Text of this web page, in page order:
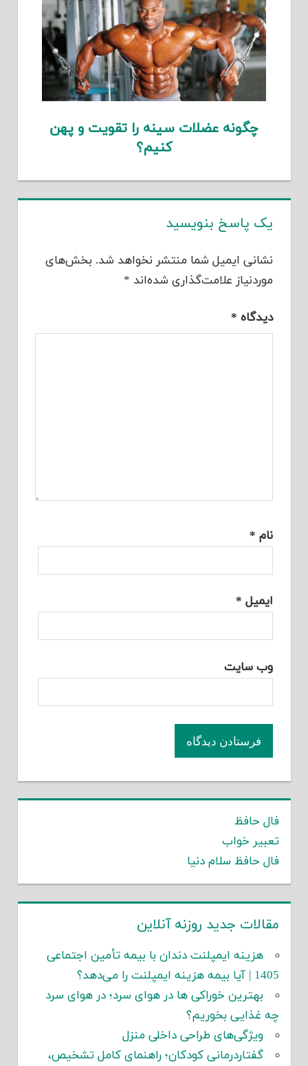
چگونه عضلات سینه را تقویت و پهن
کنیم؟
یک پاسخ بنویسید
نشانی ایمیل شما منتشر نخواهد شد. بخش‌های
موردنیاز علامت‌گذاری شده‌اند *
دیدگاه *
نام *
ایمیل *
وب‌ سایت
فال حافظ
تعبیر خواب
فال حافظ سلام دنیا
مقالات جدید روزنه آنلاین
هزینه ایمپلنت دندان با بیمه تأمین اجتماعی
1405 | آیا بیمه هزینه ایمپلنت را می‌دهد؟
بهترین خوراکی ها در هوای سرد؛ در هوای سرد
چه غذایی بخوریم؟
ویژگی‌های طراحی داخلی منزل
گفتاردرمانی کودکان؛ راهنمای کامل تشخیص،